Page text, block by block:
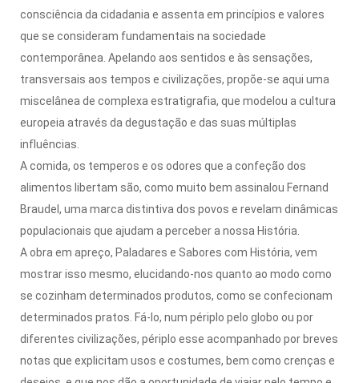
consciência da cidadania e assenta em princípios e valores
que se consideram fundamentais na sociedade
contemporânea. Apelando aos sentidos e às sensações,
transversais aos tempos e civilizações, propõe-se aqui uma
miscelânea de complexa estratigrafia, que modelou a cultura
europeia através da degustação e das suas múltiplas
influências.
A comida, os temperos e os odores que a confeção dos
alimentos libertam são, como muito bem assinalou Fernand
Braudel, uma marca distintiva dos povos e revelam dinâmicas
populacionais que ajudam a perceber a nossa História.
A obra em apreço, Paladares e Sabores com História, vem
mostrar isso mesmo, elucidando-nos quanto ao modo como
se cozinham determinados produtos, como se confecionam
determinados pratos. Fá-lo, num périplo pelo globo ou por
diferentes civilizações, périplo esse acompanhado por breves
notas que explicitam usos e costumes, bem como crenças e